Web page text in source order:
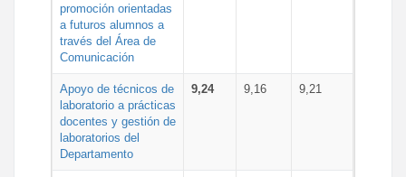
promoción orientadas
a futuros alumnos a
través del Área de
Comunicación
Apoyo de técnicos de
laboratorio a prácticas
docentes y gestión de
laboratorios del
Departamento
9,24 9,16 9,21